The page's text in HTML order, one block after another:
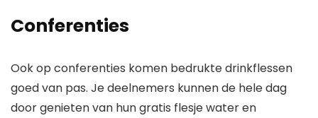
Conferenties
Ook op conferenties komen bedrukte drinkflessen
goed van pas. Je deelnemers kunnen de hele dag
door genieten van hun gratis flesje water en